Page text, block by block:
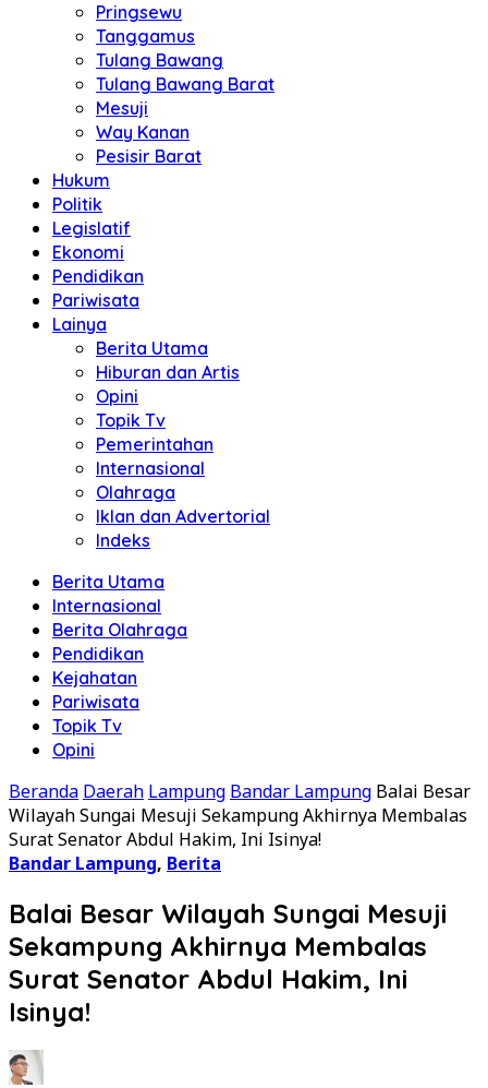
Pringsewu
Tanggamus
Tulang Bawang
Tulang Bawang Barat
Mesuji
Way Kanan
Pesisir Barat
Hukum
Politik
Legislatif
Ekonomi
Pendidikan
Pariwisata
Lainya
Berita Utama
Hiburan dan Artis
Opini
Topik Tv
Pemerintahan
Internasional
Olahraga
Iklan dan Advertorial
Indeks
Berita Utama
Internasional
Berita Olahraga
Pendidikan
Kejahatan
Pariwisata
Topik Tv
Opini
Beranda Daerah Lampung Bandar Lampung Balai Besar
Wilayah Sungai Mesuji Sekampung Akhirnya Membalas
Surat Senator Abdul Hakim, Ini Isinya!
Bandar Lampung, Berita
Balai Besar Wilayah Sungai Mesuji
Sekampung Akhirnya Membalas
Surat Senator Abdul Hakim, Ini
Isinya!